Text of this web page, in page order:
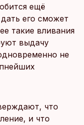
ещё
его сможет
такие вливания
выдачу
не
что
и что